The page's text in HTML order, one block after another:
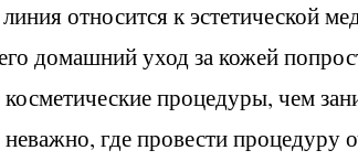
относится к эстетической
домашний уход за кожей
процедуры, чем
где провести процедуру